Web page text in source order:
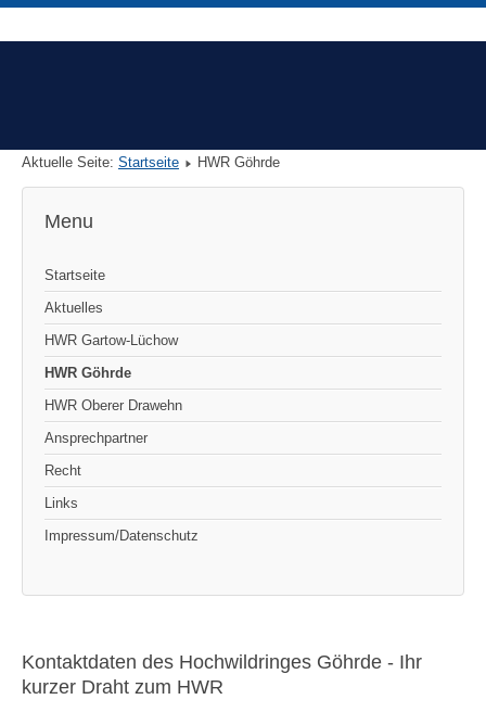
Aktuelle Seite: Startseite HWR Göhrde
Menu
Startseite
Aktuelles
HWR Gartow-Lüchow
HWR Göhrde
HWR Oberer Drawehn
Ansprechpartner
Recht
Links
Impressum/Datenschutz
Kontaktdaten des Hochwildringes Göhrde - Ihr
kurzer Draht zum HWR